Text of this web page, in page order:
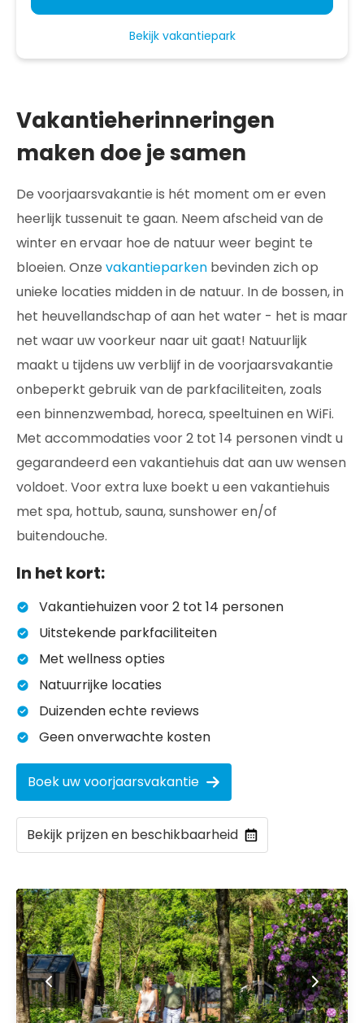
Bekijk vakantiepark
Vakantieherinneringen
maken doe je samen
De voorjaarsvakantie is hét moment om er even
heerlijk tussenuit te gaan. Neem afscheid van de
winter en ervaar hoe de natuur weer begint te
bloeien. Onze vakantieparken bevinden zich op
unieke locaties midden in de natuur. In de bossen, in
het heuvellandschap of aan het water - het is maar
net waar uw voorkeur naar uit gaat! Natuurlijk
maakt u tijdens uw verblijf in de voorjaarsvakantie
onbeperkt gebruik van de parkfaciliteiten, zoals
een binnenzwembad, horeca, speeltuinen en WiFi.
Met accommodaties voor 2 tot 14 personen vindt u
gegarandeerd een vakantiehuis dat aan uw wensen
voldoet. Voor extra luxe boekt u een vakantiehuis
met spa, hottub, sauna, sunshower en/of
buitendouche.
In het kort:
Vakantiehuizen voor 2 tot 14 personen
Uitstekende parkfaciliteiten
Met wellness opties
Natuurrijke locaties
Duizenden echte reviews
Geen onverwachte kosten
Boek uw voorjaarsvakantie
Bekijk prijzen en beschikbaarheid